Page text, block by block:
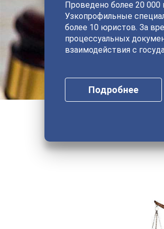
Проведено более 20 000
Узкопрофильные
более 10 юристов. За
процессуальных
взаимодействия с
Подробнее